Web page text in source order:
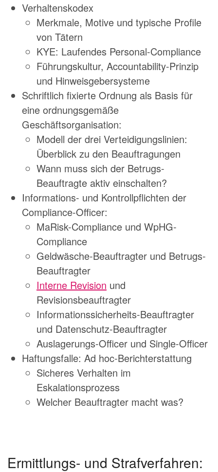
Verhaltenskodex
Merkmale, Motive und typische Profile
von Tätern
KYE: Laufendes Personal-Compliance
Führungskultur, Accountability-Prinzip
und Hinweisgebersysteme
Schriftlich fixierte Ordnung als Basis für
eine ordnungsgemäße
Geschäftsorganisation:
Modell der drei Verteidigungslinien:
Überblick zu den Beauftragungen
Wann muss sich der Betrugs-
Beauftragte aktiv einschalten?
Informations- und Kontrollpflichten der
Compliance-Officer:
MaRisk-Compliance und WpHG-
Compliance
Geldwäsche-Beauftragter und Betrugs-
Beauftragter
Interne Revision und
Revisionsbeauftragter
Informationssicherheits-Beauftragter
und Datenschutz-Beauftragter
Auslagerungs-Officer und Single-Officer
Haftungsfalle: Ad hoc-Berichterstattung
Sicheres Verhalten im
Eskalationsprozess
Welcher Beauftragter macht was?
Ermittlungs- und Strafverfahren: